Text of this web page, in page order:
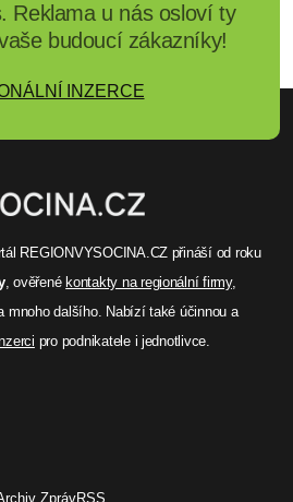
Reklama u nás osloví ty
budoucí zákazníky!
INZERCE
REGIONVYSOCINA.CZ přináší od roku
, ověřené kontakty na regionální firmy,
mnoho dalšího. Nabízí také účinnou a
pro podnikatele i jednotlivce.
ZprávRSS